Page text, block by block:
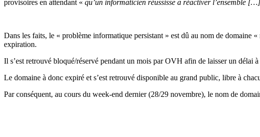
provisoires en attendant « qu’un informaticien réussisse a réactiver l’ensemble
Dans les faits, le « problème informatique persistant » est dû au nom de domaine
expiration.
Il s’est retrouvé bloqué/réservé pendant un mois par OVH afin de laisser un délai
Le domaine à donc expiré et s’est retrouvé disponible au grand public, libre à
Par conséquent, au cours du week-end dernier (28/29 novembre), le nom de